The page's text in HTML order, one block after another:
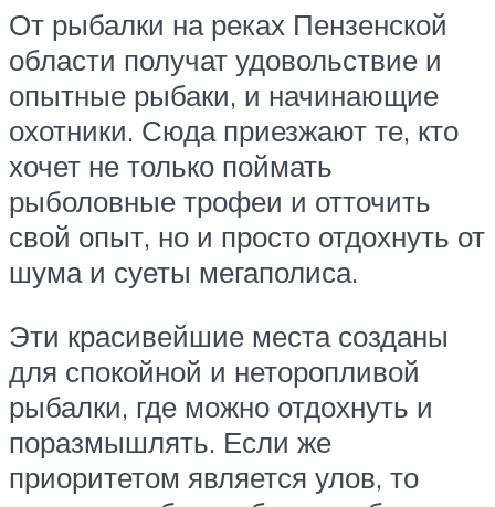
От рыбалки на реках Пензенской
области получат удовольствие и
опытные рыбаки, и начинающие
охотники. Сюда приезжают те, кто
хочет не только поймать
рыболовные трофеи и отточить
свой опыт, но и просто отдохнуть от
шума и суеты мегаполиса.
Эти красивейшие места созданы
для спокойной и неторопливой
рыбалки, где можно отдохнуть и
поразмышлять. Если же
приоритетом является улов, то